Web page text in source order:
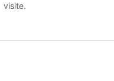
visite.